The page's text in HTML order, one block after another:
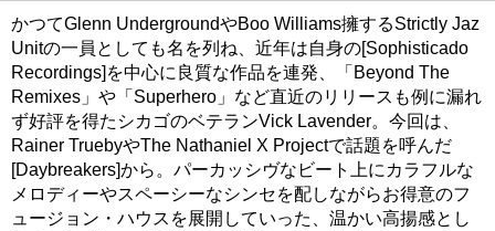
かつてGlenn UndergroundやBoo Williams擁するStrictly Jaz
Unitの一員としても名を列ね、近年は自身の[Sophisticado
Recordings]を中心に良質な作品を連発、「Beyond The
Remixes」や「Superhero」など直近のリリースも例に漏れ
ず好評を得たシカゴのベテランVick Lavender。今回は、
Rainer TruebyやThe Nathaniel X Projectで話題を呼んだ
[Daybreakers]から。パーカッシヴなビート上にカラフルな
メロディーやスペーシーなシンセを配しながらお得意のフ
ュージョン・ハウスを展開していった、温かい高揚感とし